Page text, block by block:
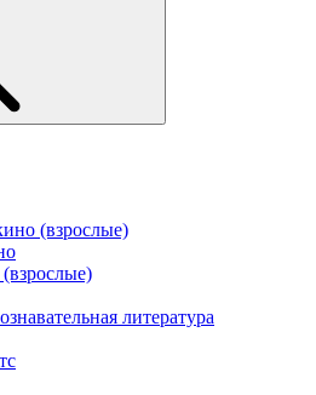
(взрослые)
литература